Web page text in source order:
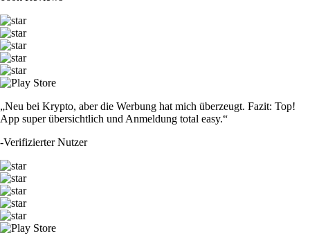
„Neu bei Krypto, aber die Werbung hat mich überzeugt. Fazit: Top!
App super übersichtlich und Anmeldung total easy.“
-Verifizierter Nutzer